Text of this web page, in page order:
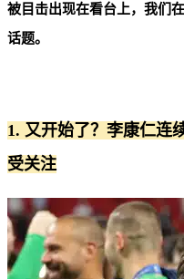
被目击出现在看台上，我们
话题。
1. 又开始了？李康仁连
受关注